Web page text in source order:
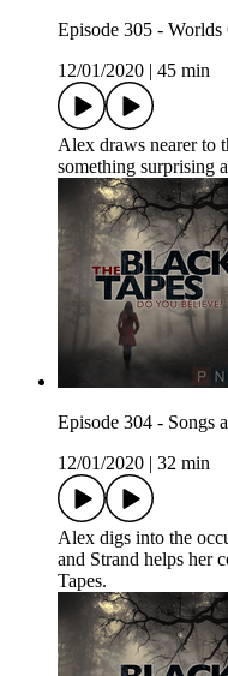
Episode 305 -
12/01/2020
45 min
Alex draws nearer to
something surprising
Episode 304 - Songs
12/01/2020
32 min
Alex digs into the
and Strand helps her
Tapes.